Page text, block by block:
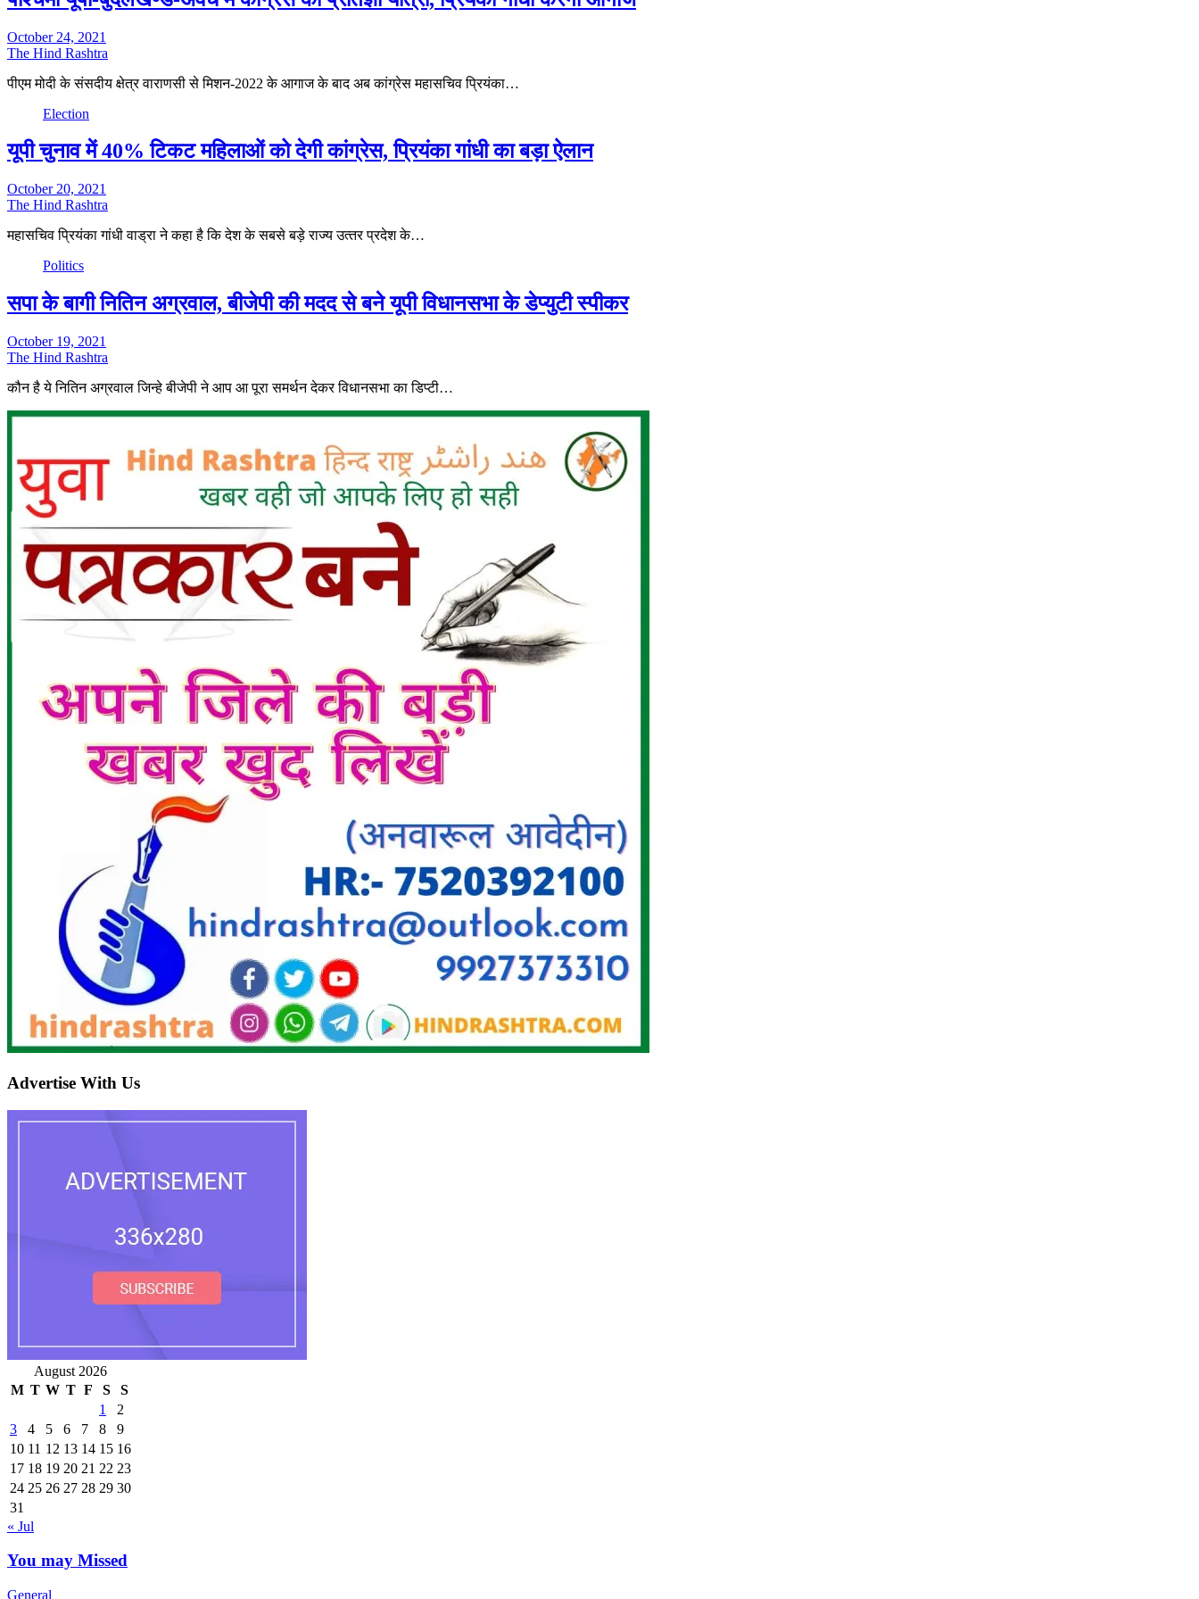
October 24, 2021
The Hind Rashtra
पीएम मोदी के संसदीय क्षेत्र वाराणसी से मिशन-2022 के आगाज के बाद अब कांग्रेस महासचिव प्रियंका…
Election
यूपी चुनाव में 40% टिकट महिलाओं को देगी कांग्रेस, प्रियंका गांधी का बड़ा ऐलान
October 20, 2021
The Hind Rashtra
महासचिव प्रियंका गांधी वाड्रा ने कहा है कि देश के सबसे बड़े राज्‍य उत्‍तर प्रदेश के…
Politics
सपा के बागी नितिन अग्रवाल, बीजेपी की मदद से बने यूपी विधानसभा के डेप्‍युटी स्‍पीकर
October 19, 2021
The Hind Rashtra
कौन है ये नितिन अग्रवाल जिन्हे बीजेपी ने आप आ पूरा समर्थन देकर विधानसभा का डिप्टी…
Advertise With Us
August 2026
M T W T F S
S
1
2
3
4 5 6 7 8
9
10 11 12 13 14 15 16
17 18 19 20 21 22 23
24 25 26 27 28 29 30
31
« Jul
You may Missed
General